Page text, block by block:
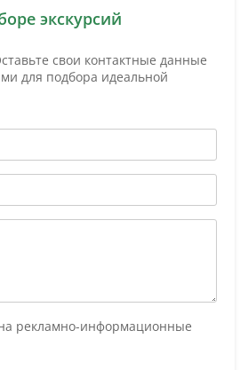
экскурсий
свои контактные данные
для подбора идеальной
рекламно-информационные